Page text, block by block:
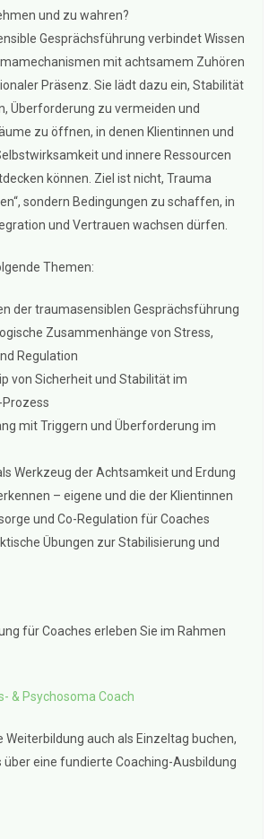
und zu wahren?
Gesprächsführung verbindet Wissen
mit achtsamem Zuhören
Präsenz. Sie lädt dazu ein, Stabilität
Überforderung zu vermeiden und
zu öffnen, in denen Klientinnen und
und innere Ressourcen
können. Ziel ist nicht, Trauma
sondern Bedingungen zu schaffen, in
und Vertrauen wachsen dürfen.
Themen:
der traumasensiblen Gesprächsführung
Zusammenhänge von Stress,
Regulation
von Sicherheit und Stabilität im
mit Triggern und Überforderung im
Werkzeug der Achtsamkeit und Erdung
– eigene und die der Klientinnen
und Co-Regulation für Coaches
Übungen zur Stabilisierung und
für Coaches erleben Sie im Rahmen
& Psychosoma Coach
Weiterbildung auch als Einzeltag buchen,
über eine fundierte Coaching-Ausbildung